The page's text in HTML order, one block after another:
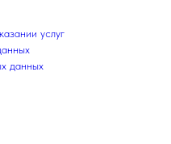
услуг
данных